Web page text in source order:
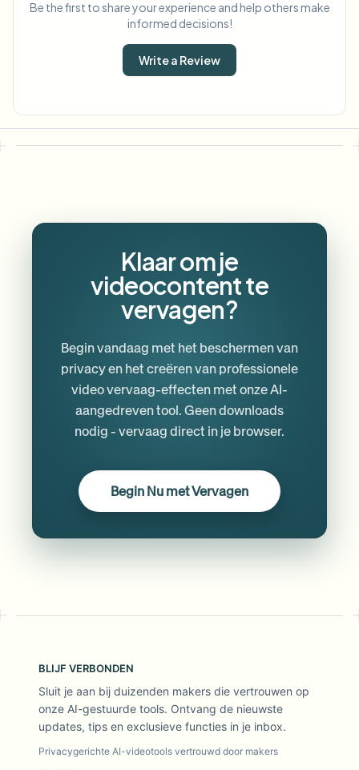
Be the first to share your experience and help others make
informed decisions!
Write a Review
Klaar om je
videocontent te
vervagen?
Begin vandaag met het beschermen van
privacy en het creëren van professionele
video vervaag-effecten met onze AI-
aangedreven tool. Geen downloads
nodig - vervaag direct in je browser.
Begin Nu met Vervagen
BLIJF VERBONDEN
Sluit je aan bij duizenden makers die vertrouwen op
onze AI-gestuurde tools. Ontvang de nieuwste
updates, tips en exclusieve functies in je inbox.
Privacygerichte AI-videotools vertrouwd door makers